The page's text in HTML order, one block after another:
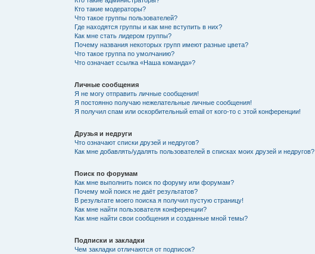
Кто такие модераторы?
Что такое группы пользователей?
Где находятся группы и как мне вступить в них?
Как мне стать лидером группы?
Почему названия некоторых групп имеют разные цвета?
Что такое группа по умолчанию?
Что означает ссылка «Наша команда»?
Личные сообщения
Я не могу отправить личные сообщения!
Я постоянно получаю нежелательные личные сообщения!
Я получил спам или оскорбительный email от кого-то с этой конференции!
Друзья и недруги
Что означают списки друзей и недругов?
Как мне добавлять/удалять пользователей в списках моих друзей и недругов?
Поиск по форумам
Как мне выполнить поиск по форуму или форумам?
Почему мой поиск не даёт результатов?
В результате моего поиска я получил пустую страницу!
Как мне найти пользователя конференции?
Как мне найти свои сообщения и созданные мной темы?
Подписки и закладки
Чем закладки отличаются от подписок?